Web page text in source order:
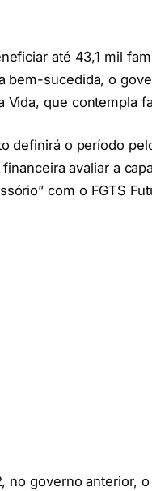
até 43,1 mil
bem-sucedida, o
Vida, que contempla
definirá o período
avaliar a
com o FGTS
no governo anterior,